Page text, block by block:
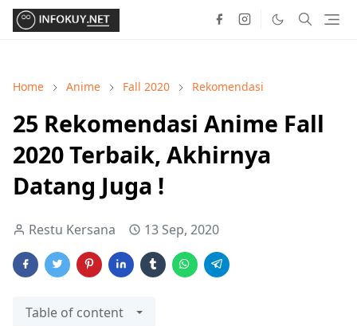
Home Anime Fall 2020 Rekomendasi
25 Rekomendasi Anime Fall
2020 Terbaik, Akhirnya
Datang Juga !
Restu Kersana 13 Sep, 2020
Table of content